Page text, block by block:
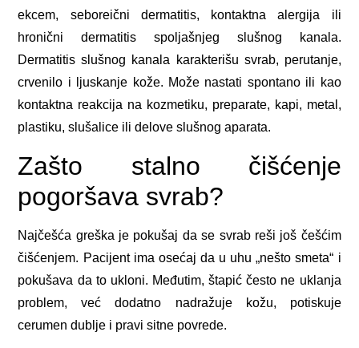
ekcem, seboreični dermatitis, kontaktna alergija ili
hronični dermatitis spoljašnjeg slušnog kanala.
Dermatitis slušnog kanala karakterišu svrab, perutanje,
crvenilo i ljuskanje kože. Može nastati spontano ili kao
kontaktna reakcija na kozmetiku, preparate, kapi, metal,
plastiku, slušalice ili delove slušnog aparata.
Zašto stalno čišćenje
pogoršava svrab?
Najčešća greška je pokušaj da se svrab reši još češćim
čišćenjem. Pacijent ima osećaj da u uhu „nešto smeta“ i
pokušava da to ukloni. Međutim, štapić često ne uklanja
problem, već dodatno nadražuje kožu, potiskuje
cerumen dublje i pravi sitne povrede.